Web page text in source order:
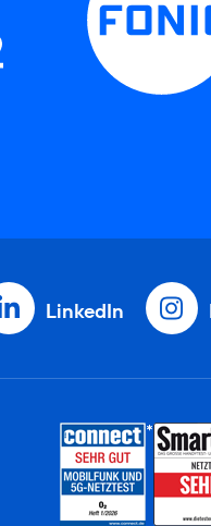
LinkedIn